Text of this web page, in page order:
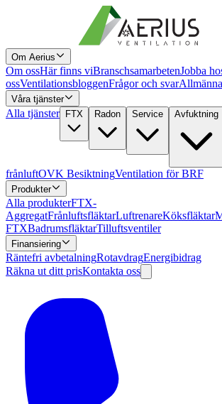
Om Aerius
Om ossHär finns viBranschsamarbetenJobba
ossVentilationsbloggenFrågor och svar
Våra tjänster
Alla tjänster FTX Radon Service Avfuktning
frånluftOVK BesiktningVentilation för BRF
Produkter
Alla produkterFTX-
AggregatFrånluftsfläktarLuftrenareKöksfläktar
FTXBadrumsfläktarTilluftsventiler
Finansiering
Räntefri avbetalningRotavdragEnergibidrag
Räkna ut ditt prisKontakta oss